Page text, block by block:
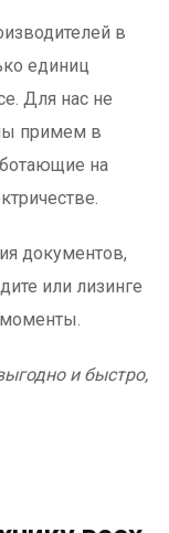
в
единиц
Для нас не
примем в
на
документов,
или лизинге
и быстро,